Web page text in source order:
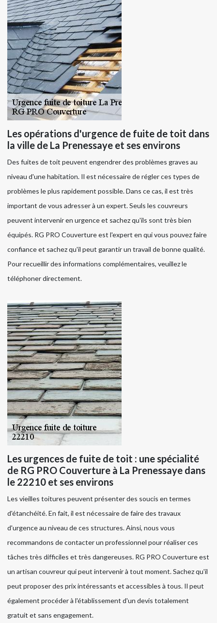
Les opérations d'urgence de fuite de toit dans
la ville de La Prenessaye et ses environs
Des fuites de toit peuvent engendrer des problèmes graves au
niveau d'une habitation. Il est nécessaire de régler ces types de
problèmes le plus rapidement possible. Dans ce cas, il est très
important de vous adresser à un expert. Seuls les couvreurs
peuvent intervenir en urgence et sachez qu'ils sont très bien
équipés. RG PRO Couverture est l'expert en qui vous pouvez faire
confiance et sachez qu'il peut garantir un travail de bonne qualité.
Pour recueillir des informations complémentaires, veuillez le
téléphoner directement.
Les urgences de fuite de toit : une spécialité
de RG PRO Couverture à La Prenessaye dans
le 22210 et ses environs
Les vieilles toitures peuvent présenter des soucis en termes
d'étanchéité. En fait, il est nécessaire de faire des travaux
d'urgence au niveau de ces structures. Ainsi, nous vous
recommandons de contacter un professionnel pour réaliser ces
tâches très difficiles et très dangereuses. RG PRO Couverture est
un artisan couvreur qui peut intervenir à tout moment. Sachez qu'il
peut proposer des prix intéressants et accessibles à tous. Il peut
également procéder à l'établissement d'un devis totalement
gratuit et sans engagement.